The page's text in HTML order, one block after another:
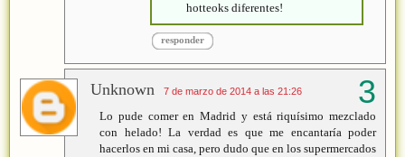
hotteoks diferentes!
responder
Unknown 7 de marzo de 2014 a las 21:26
Lo pude comer en Madrid y está riquísimo mezclado
con helado! La verdad es que me encantaría poder
hacerlos en mi casa, pero dudo que en los supermercados